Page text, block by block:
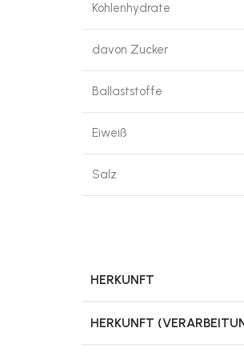
Kohlenhydrate
davon Zucker
Ballaststoffe
Eiweiß
Salz
HERKUNFT
HERKUNFT